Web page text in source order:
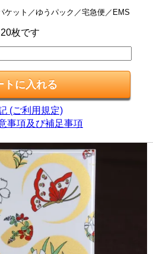
ケット／ゆうパック／宅急便／EMS
枚です
(ご利用規定)
事項及び補足事項